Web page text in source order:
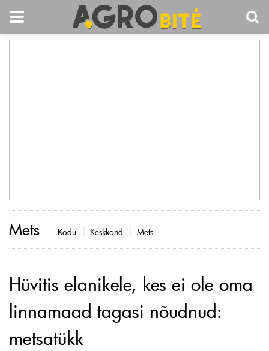
Mets Kodu Keskkond Mets
Hüvitis elanikele, kes ei ole oma
linnamaad tagasi nõudnud:
metsatükk